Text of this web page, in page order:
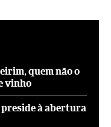
quem não o
vinho
preside à abertura